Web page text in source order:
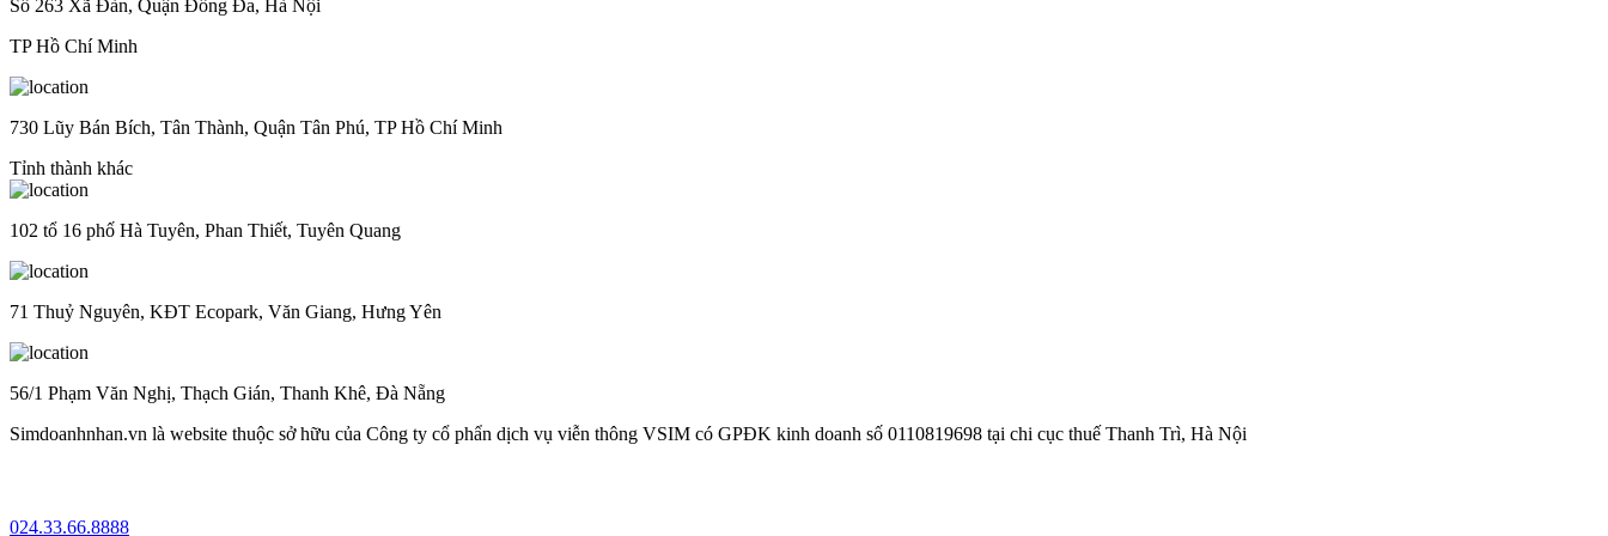
Số 263 Xã Đàn, Quận Đống Đa, Hà Nội
TP Hồ Chí Minh
730 Lũy Bán Bích, Tân Thành, Quận Tân Phú, TP Hồ Chí Minh
Tỉnh thành khác
102 tổ 16 phố Hà Tuyên, Phan Thiết, Tuyên Quang
71 Thuỷ Nguyên, KĐT Ecopark, Văn Giang, Hưng Yên
56/1 Phạm Văn Nghị, Thạch Gián, Thanh Khê, Đà Nẵng
Simdoanhnhan.vn là website thuộc sở hữu của Công ty cổ phẩn dịch vụ viễn thông VSIM có GPĐK kinh doanh số 0110819698 tại chi cục thuế Thanh Trì, Hà Nội
024.33.66.8888